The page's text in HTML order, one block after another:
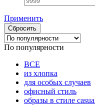
Применить
Сбросить
По популярности
ВСЕ
из хлопка
для особых случаев
офисный стиль
образы в стиле